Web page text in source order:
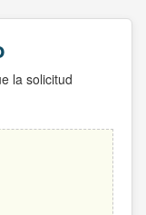
la solicitud